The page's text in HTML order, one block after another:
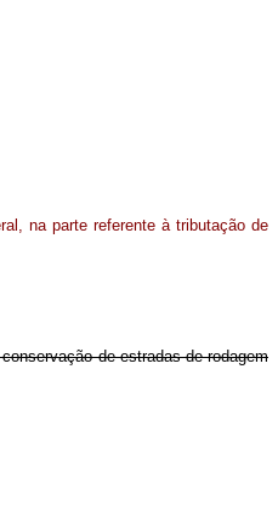
na parte referente à tributação de
de estradas de rodagem